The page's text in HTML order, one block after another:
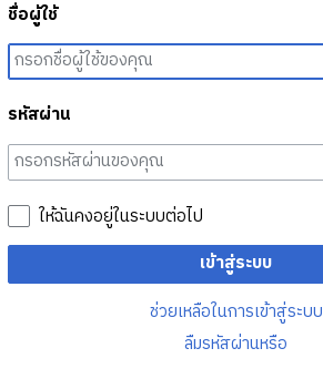
ชื่อผู้ใช้
รหัสผ่าน
ให้ฉันคงอยู่ในระบบต่อไป
เข้าสู่ระบบ
ช่วยเหลือในการเข้าสู่ระบบ
ลืมรหัสผ่านหรือ